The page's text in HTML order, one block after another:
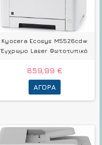
Kyocera Ecosys M5526cdw
Έγχρωμο Laser Φωτοτυπικό
859,99 €
ΑΓΟΡΆ